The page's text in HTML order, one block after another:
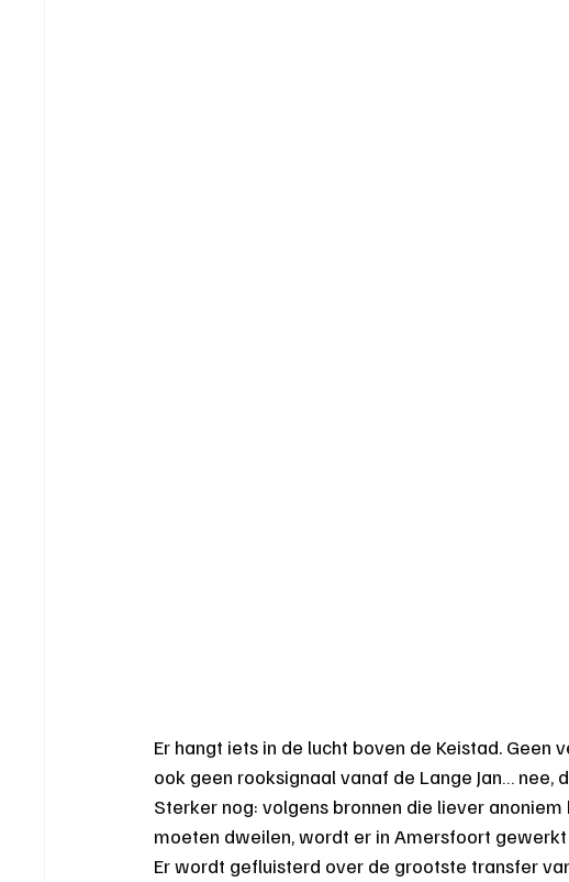
Er hangt iets in de lucht boven de Keistad.
ook geen rooksignaal vanaf de Lange Jan… nee,
Sterker nog: volgens bronnen die liever
moeten dweilen, wordt er in Amersfoort
Er wordt gefluisterd over de grootste transfer